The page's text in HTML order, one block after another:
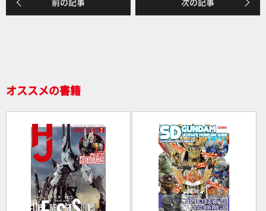
b
オススメの書籍